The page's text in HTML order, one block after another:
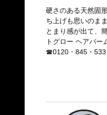
硬さのある天然固
ち上げも思いのま
とまり感が出て、
トグロー ヘアバ
☎0120・845・533